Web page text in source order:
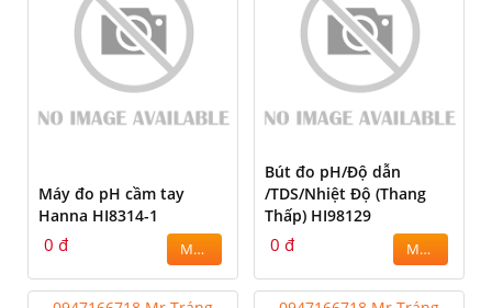
Máy đo pH cầm tay
Hanna HI8314-1
0 đ MUA
Bút đo pH/Độ dẫn
/TDS/Nhiệt Độ (Thang
Thấp) HI98129
0 đ MUA